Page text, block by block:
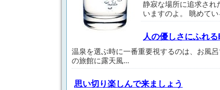
静寂な場所に追求され
いますのよ。 眺めて
人の優しさにふれる
温泉を選ぶ時に一番重要視するのは、お風
の旅館に露天風...
思い切り楽しんで来ましょう